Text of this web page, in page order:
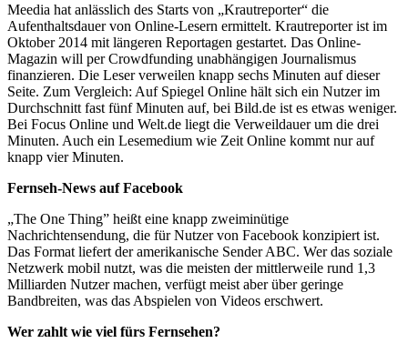
Meedia hat anlässlich des Starts von „Krautreporter“ die
Aufenthaltsdauer von Online-Lesern ermittelt. Krautreporter ist im
Oktober 2014 mit längeren Reportagen gestartet. Das Online-
Magazin will per Crowdfunding unabhängigen Journalismus
finanzieren. Die Leser verweilen knapp sechs Minuten auf dieser
Seite. Zum Vergleich: Auf Spiegel Online hält sich ein Nutzer im
Durchschnitt fast fünf Minuten auf, bei Bild.de ist es etwas weniger.
Bei Focus Online und Welt.de liegt die Verweildauer um die drei
Minuten. Auch ein Lesemedium wie Zeit Online kommt nur auf
knapp vier Minuten.
Fernseh-News auf Facebook
„The One Thing” heißt eine knapp zweiminütige
Nachrichtensendung, die für Nutzer von Facebook konzipiert ist.
Das Format liefert der amerikanische Sender ABC. Wer das soziale
Netzwerk mobil nutzt, was die meisten der mittlerweile rund 1,3
Milliarden Nutzer machen, verfügt meist aber über geringe
Bandbreiten, was das Abspielen von Videos erschwert.
Wer zahlt wie viel fürs Fernsehen?